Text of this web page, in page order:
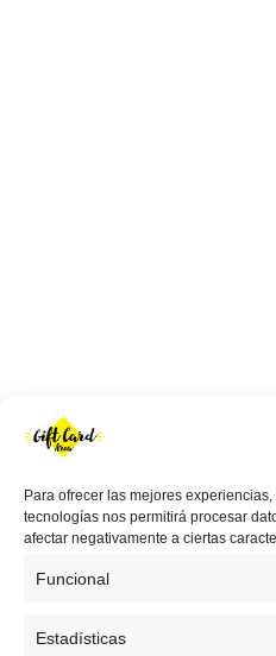
Para ofrecer las mejores
tecnologías nos permitirá procesar
afectar negativamente a ciertas
Funcional
Estadísticas